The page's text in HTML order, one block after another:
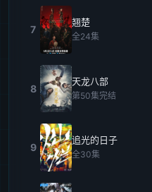
7
翘楚
全24集
8
天龙八部
第50集完结
9
追光的日子
全30集